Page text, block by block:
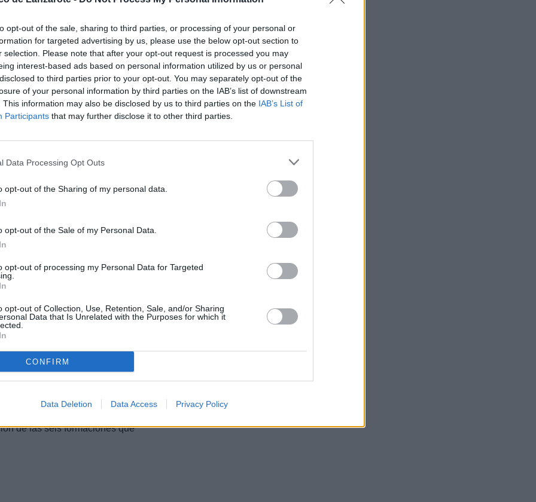
opt-out of the sale, sharing to third parties, or processing of your personal or
for targeted advertising by us, please use the below opt-out section to
selection. Please note that after your opt-out request is processed you may
interest-based ads based on personal information utilized by us or personal
to third parties prior to your opt-out. You may separately opt-out of the
of your personal information by third parties on the IAB’s list of downstream
This information may also be disclosed by us to third parties on the IAB’s List of
Participants that may further disclose it to other third parties.
Data Processing Opt Outs
opt-out of the Sharing of my personal data.
opt-out of the Sale of my Personal Data.
opt-out of processing my Personal Data for Targeted
opt-out of Collection, Use, Retention, Sale, and/or Sharing
Data that Is Unrelated with the Purposes for which it
CONFIRM
Data Deletion Data Access Privacy Policy
tenido en cuenta los criterios
infantiles que participarán en
aun por determinar. En
Parque Islas Canarias, o bien
Ferial de Arrecife).
Ferial de Arrecife).
Recinto Ferial de Arrecife)
17 de febrero, a partir de
de las seis formaciones que